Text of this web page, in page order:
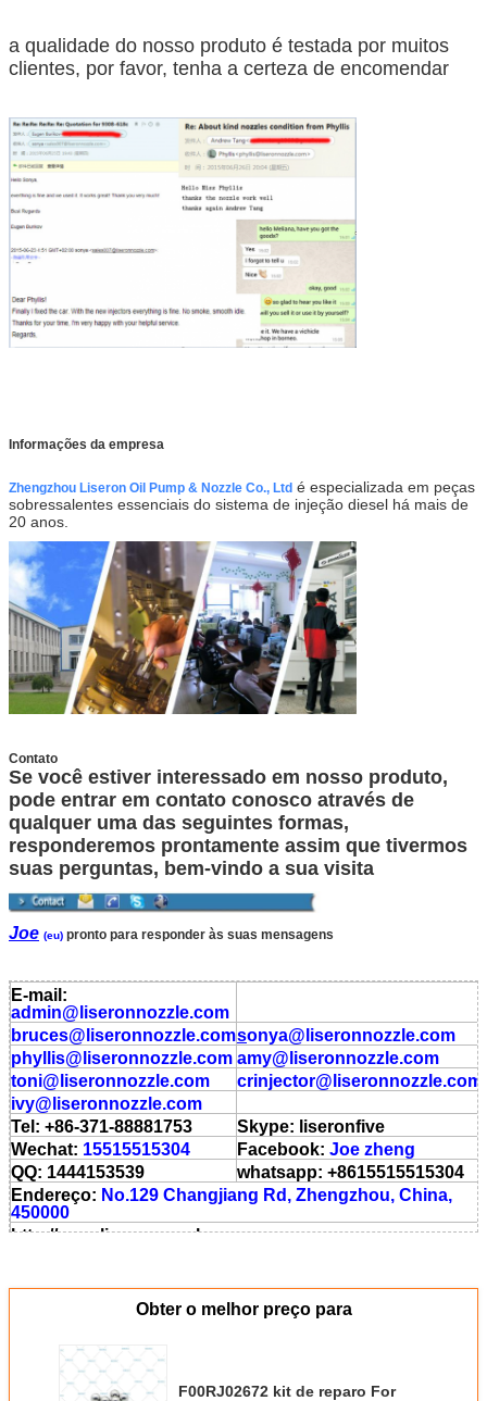
a qualidade do nosso produto é testada por muitos
clientes, por favor, tenha a certeza de encomendar
Informações da empresa
Zhengzhou Liseron Oil Pump & Nozzle Co., Ltd é especializada em peças
sobressalentes essenciais do sistema de injeção diesel há mais de
20 anos.
Contato
Se você estiver interessado em nosso produto,
pode entrar em contato conosco através de
qualquer uma das seguintes formas,
responderemos prontamente assim que tivermos
suas perguntas, bem-vindo a sua visita
Joe (eu) pronto para responder às suas mensagens
E-mail:
admin@liseronnozzle.com
bruces@liseronnozzle.comsonya@liseronnozzle.com
phyllis@liseronnozzle.com amy@liseronnozzle.com
toni@liseronnozzle.com crinjector@liseronnozzle.com
ivy@liseronnozzle.com
Tel: +86-371-88881753
Skype: liseronfive
Wechat: 15515515304 Facebook: Joe zheng
QQ: 1444153539
whatsapp: +8615515515304
Endereço: No.129 Changjiang Rd, Zhengzhou, China,
450000
http://www.liseronnozzle.com
Obter o melhor preço para
F00RJ02672 kit de reparo For